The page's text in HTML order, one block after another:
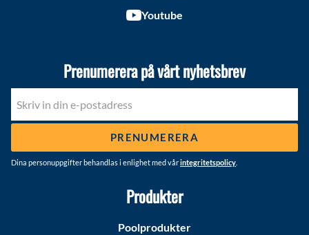
Youtube
Prenumerera på vårt nyhetsbrev
PRENUMERERA
Dina personuppgifter behandlas i enlighet med vårintegritetspolicy
Produkter
Poolprodukter